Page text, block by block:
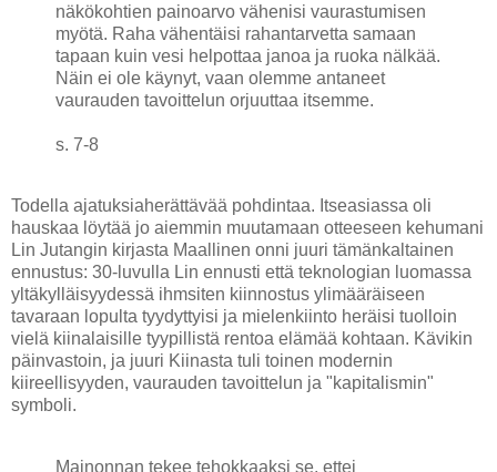
näkökohtien painoarvo vähenisi vaurastumisen
myötä. Raha vähentäisi rahantarvetta samaan
tapaan kuin vesi helpottaa janoa ja ruoka nälkää.
Näin ei ole käynyt, vaan olemme antaneet
vaurauden tavoittelun orjuuttaa itsemme.
s. 7-8
Todella ajatuksiaherättävää pohdintaa. Itseasiassa oli
hauskaa löytää jo aiemmin muutamaan otteeseen kehumani
Lin Jutangin kirjasta Maallinen onni juuri tämänkaltainen
ennustus: 30-luvulla Lin ennusti että teknologian luomassa
yltäkylläisyydessä ihmsiten kiinnostus ylimääräiseen
tavaraan lopulta tyydyttyisi ja mielenkiinto heräisi tuolloin
vielä kiinalaisille tyypillistä rentoa elämää kohtaan. Kävikin
päinvastoin, ja juuri Kiinasta tuli toinen modernin
kiireellisyyden, vaurauden tavoittelun ja "kapitalismin"
symboli.
Mainonnan tekee tehokkaaksi se, ettei